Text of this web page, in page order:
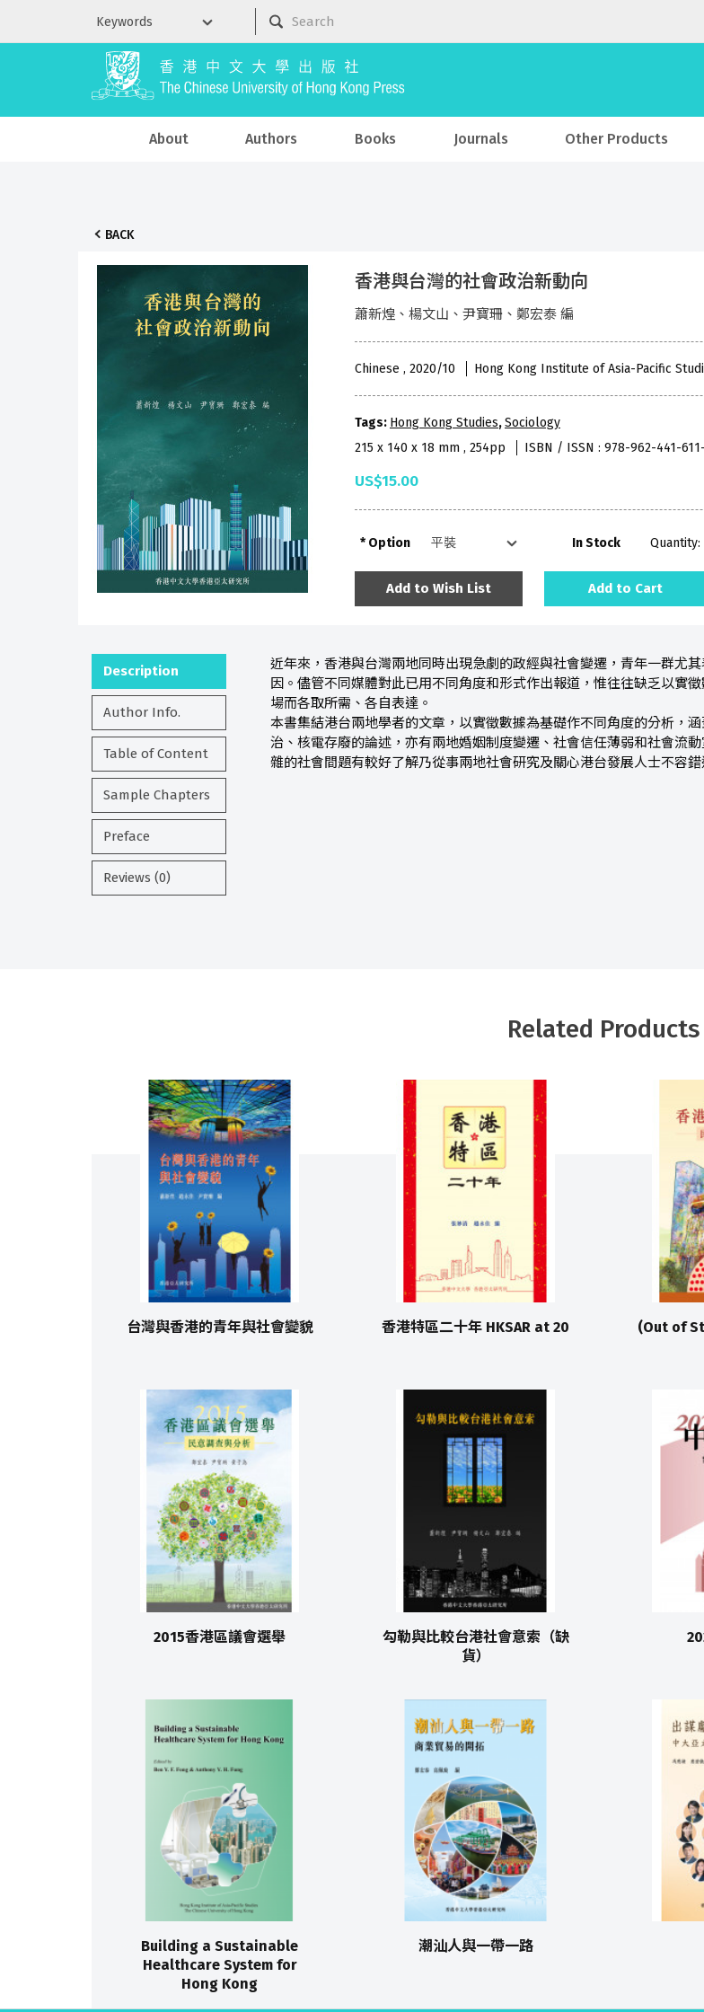
About Authors Books Journals Other Products
BACK
香港與台灣的社會政治新動向
蕭新煌、楊文山、尹寶珊、鄭宏泰 編
Chinese , 2020/10 Hong Kong Institute of Asia-Pacific
Tags: Hong Kong Studies,Sociology
215 x 140 x 18 mm , 254pp
ISBN / ISSN : 978-962-441-
US$15.00
Option In Stock Quantity:
Add to Wish List Add to Cart
Description
Author Info.
Table of Content
Sample Chapters
Preface
Reviews (0)
近年來，香港與台灣兩地同時出現急劇的政經與社會變遷，青年一群尤
因。儘管不同媒體對此已用不同角度和形式作出報道，惟往往缺乏以實
場而各取所需、各自表達。
本書集結港台兩地學者的文章，以實徵數據為基礎作不同角度的分析，
治、核電存廢的論述，亦有兩地婚姻制度變遷、社會信任薄弱和社會流
雜的社會間題有較好了解乃從事兩地社會研究及關心港台發展人士不容錯
Related Products
台灣與香港的青年與社會變貌 香港特區二十年 HKSAR at 20
(Out of
2015香港區議會選舉
勾勒與比較台港社會意索（缺
貨）
Building a Sustainable
Healthcare System for
Hong Kong
潮汕人與一帶一路